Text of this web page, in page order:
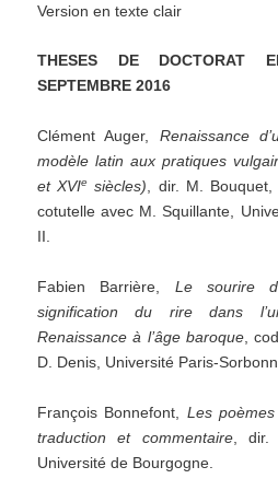
Version en texte clair
THESES DE DOCTORAT
SEPTEMBRE2016
Clément Auger, Renaissance d’
modèle latin aux pratiques
et XVIe siècles) , dir. M.
cotutelle avec M. Squillante,
II.
Fabien Barrière, Le sourire
signification du rire dans l’
Renaissance à l’âge baroque,
D. Denis, Université Paris-
François Bonnefont, Les
traduction et commentaire, dir.
Université de Bourgogne.